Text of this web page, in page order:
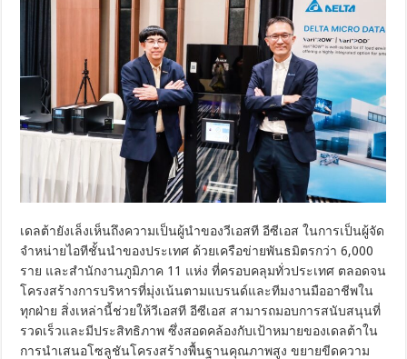
เดลต้ายังเล็งเห็นถึงความเป็นผู้นำของวีเอสที อีซีเอส ในการเป็นผู้จัด
จำหน่ายไอทีชั้นนำของประเทศ ด้วยเครือข่ายพันธมิตรกว่า 6,000
ราย และสำนักงานภูมิภาค 11 แห่ง ที่ครอบคลุมทั่วประเทศ ตลอดจน
โครงสร้างการบริหารที่มุ่งเน้นตามแบรนด์และทีมงานมืออาชีพใน
ทุกฝ่าย สิ่งเหล่านี้ช่วยให้วีเอสที อีซีเอส สามารถมอบการสนับสนุนที่
รวดเร็วและมีประสิทธิภาพ ซึ่งสอดคล้องกับเป้าหมายของเดลต้าใน
การนำเสนอโซลูชันโครงสร้างพื้นฐานคุณภาพสูง ขยายขีดความ